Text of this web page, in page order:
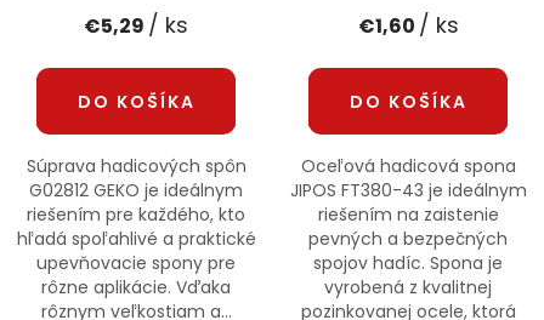
€5,29 / ks
DO KOŠÍKA
Súprava hadicových spôn
G02812 GEKO je ideálnym
riešením pre každého, kto
hľadá spoľahlivé a praktické
upevňovacie spony pre
rôzne aplikácie. Vďaka
rôznym veľkostiam a...
€1,60 / ks
DO KOŠÍKA
Oceľová hadicová spona
JIPOS FT380-43 je ideálnym
riešením na zaistenie
pevných a bezpečných
spojov hadíc. Spona je
vyrobená z kvalitnej
pozinkovanej ocele, ktorá